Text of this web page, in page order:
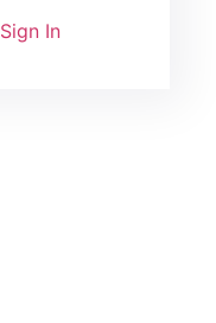
Sign In